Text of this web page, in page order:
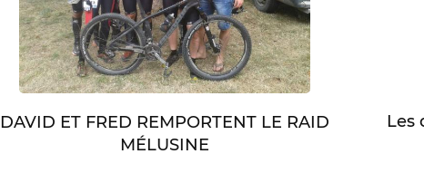
DAVID ET FRED REMPORTENT LE RAID
MÉLUSINE
Les